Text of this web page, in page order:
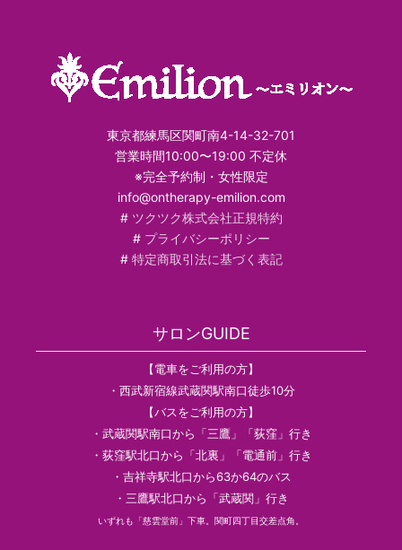
東京都練馬区関町南4-14-32-701
営業時間10:00〜19:00 不定休
※完全予約制・女性限定
info@ontherapy-emilion.com
# ツクツク株式会社正規特約
# プライバシーポリシー
# 特定商取引法に基づく表記
サロンGUIDE
【電車をご利用の方】
・西武新宿線武蔵関駅南口徒歩10分
【バスをご利用の方】
・武蔵関駅南口から「三鷹」「荻窪」行き
・荻窪駅北口から「北裏」「電通前」行き
・吉祥寺駅北口から63か64のバス
・三鷹駅北口から「武蔵関」行き
いずれも「慈雲堂前」下車。関町四丁目交差点角。